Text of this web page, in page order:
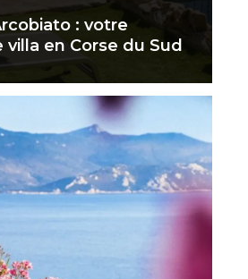
: votre
en Corse du Sud